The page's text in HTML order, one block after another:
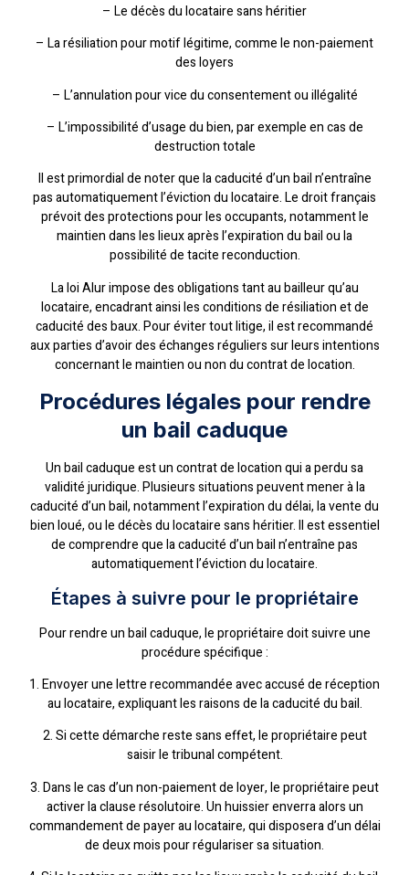
– Le décès du locataire sans héritier
– La résiliation pour motif légitime, comme le non-paiement
des loyers
– L’annulation pour vice du consentement ou illégalité
– L’impossibilité d’usage du bien, par exemple en cas de
destruction totale
Il est primordial de noter que la caducité d’un bail n’entraîne
pas automatiquement l’éviction du locataire. Le droit français
prévoit des protections pour les occupants, notamment le
maintien dans les lieux après l’expiration du bail ou la
possibilité de tacite reconduction.
La loi Alur impose des obligations tant au bailleur qu’au
locataire, encadrant ainsi les conditions de résiliation et de
caducité des baux. Pour éviter tout litige, il est recommandé
aux parties d’avoir des échanges réguliers sur leurs intentions
concernant le maintien ou non du contrat de location.
Procédures légales pour rendre
un bail caduque
Un bail caduque est un contrat de location qui a perdu sa
validité juridique. Plusieurs situations peuvent mener à la
caducité d’un bail, notamment l’expiration du délai, la vente du
bien loué, ou le décès du locataire sans héritier. Il est essentiel
de comprendre que la caducité d’un bail n’entraîne pas
automatiquement l’éviction du locataire.
Étapes à suivre pour le propriétaire
Pour rendre un bail caduque, le propriétaire doit suivre une
procédure spécifique :
1. Envoyer une lettre recommandée avec accusé de réception
au locataire, expliquant les raisons de la caducité du bail.
2. Si cette démarche reste sans effet, le propriétaire peut
saisir le tribunal compétent.
3. Dans le cas d’un non-paiement de loyer, le propriétaire peut
activer la clause résolutoire. Un huissier enverra alors un
commandement de payer au locataire, qui disposera d’un délai
de deux mois pour régulariser sa situation.